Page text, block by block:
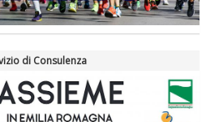
Terzjus: prima riunione a
di Consulenza